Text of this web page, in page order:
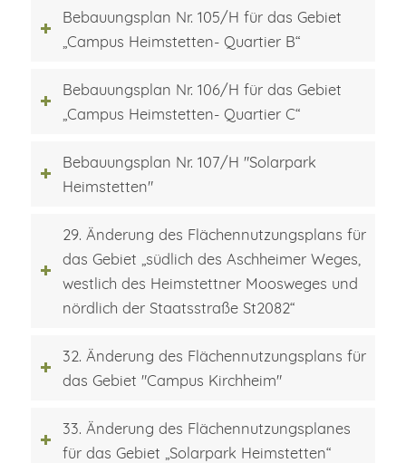
Bebauungsplan Nr. 105/H für das Gebiet
„Campus Heimstetten- Quartier B“
Bebauungsplan Nr. 106/H für das Gebiet
„Campus Heimstetten- Quartier C“
Bebauungsplan Nr. 107/H "Solarpark
Heimstetten"
29. Änderung des Flächennutzungsplans für
das Gebiet „südlich des Aschheimer Weges,
westlich des Heimstettner Moosweges und
nördlich der Staatsstraße St2082“
32. Änderung des Flächennutzungsplans für
das Gebiet "Campus Kirchheim"
33. Änderung des Flächennutzungsplanes
für das Gebiet „Solarpark Heimstetten“